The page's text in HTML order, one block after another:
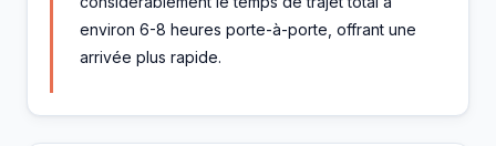
environ 6-8 heures porte-à-porte, offrant une
arrivée plus rapide.